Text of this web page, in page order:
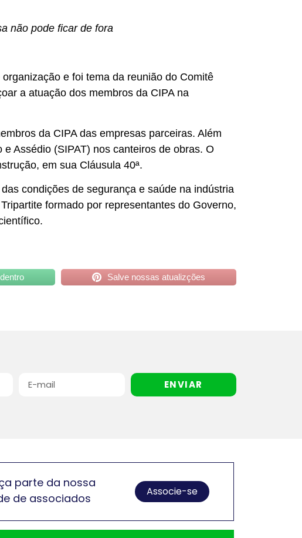
não pode ficar de fora
e foi tema da reunião do Comitê
a atuação dos membros da CIPA na
da CIPA das empresas parceiras. Além
Assédio (SIPAT) nos canteiros de obras. O
em sua Cláusula 40ª.
condições de segurança e saúde na indústria
formado por representantes do Governo,
Salve nossas atualizções
ENVIAR
parte da nossa
de associados
Associe-se